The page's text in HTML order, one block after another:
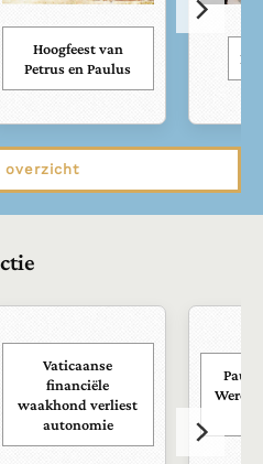
Hoogfeest van
Petrus en Paulus
overzicht
Vaticaanse
financiële
waakhond verliest
autonomie
Paus